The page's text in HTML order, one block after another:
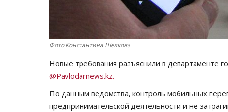
Фото Константина Шелкова
Новые требования разъяснили в департаменте
@Pavlodarnews.kz.
По данным ведомства, контроль мобильных
предпринимательской деятельности и не